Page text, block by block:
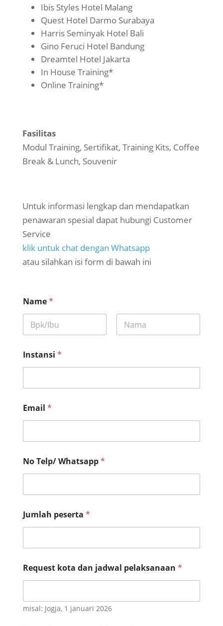
Ibis Styles Hotel Malang
Quest Hotel Darmo Surabaya
Harris Seminyak Hotel Bali
Gino Feruci Hotel Bandung
Dreamtel Hotel Jakarta
In House Training*
Online Training*
Fasilitas
Modul Training, Sertifikat, Training Kits, Coffee
Break & Lunch, Souvenir
Untuk informasi lengkap dan mendapatkan
penawaran spesial dapat hubungi Customer
Service
klik untuk chat dengan Whatsapp
atau silahkan isi form di bawah ini
e
n
e
e
n
g
a
a
a
s
a
a
n
p
e
e
t
a
Name*
Instansi *
Email *
No Telp/ Whatsapp*
Jumlah peserta *
Request kota dan jadwal pelaksanaan *
misal: Jogja, 1 januari 2026